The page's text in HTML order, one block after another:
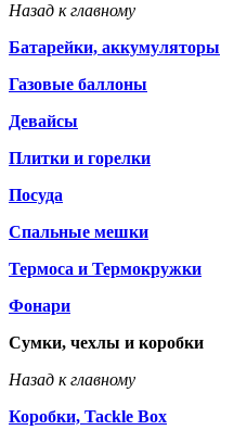
Назад к главному
Батарейки, аккумуляторы
Газовые баллоны
Девайсы
Плитки и горелки
Посуда
Спальные мешки
Термоса и Термокружки
Фонари
Сумки, чехлы и коробки
Назад к главному
Коробки, Tackle Box